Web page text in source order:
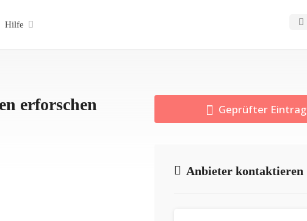
Hilfe
erforschen
Geprüfter Eintrag
Anbieter kontaktieren